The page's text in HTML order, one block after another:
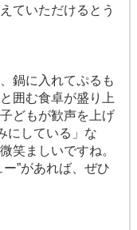
ていただけるとう
鍋に入れてぷるも
囲む食卓が盛り上
どもが歓声を上げ
にしている」な
笑ましいですね。
”があれば、ぜひ